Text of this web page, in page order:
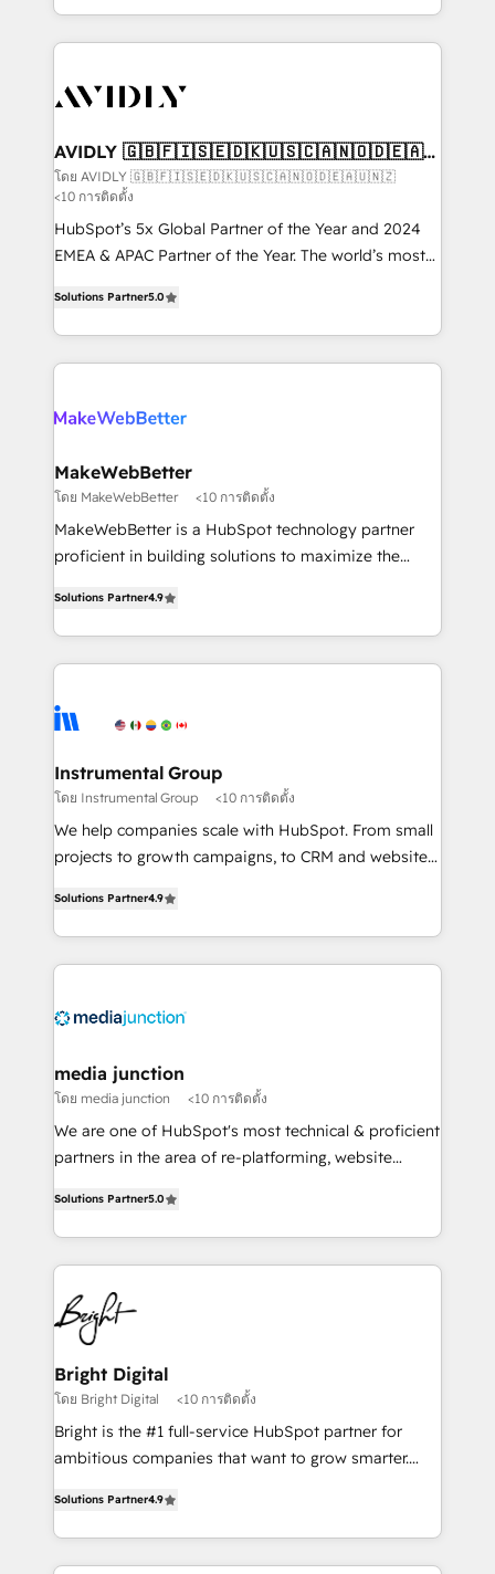
planning and hands-on technical execution - building
the operational foundation companies need to
Healthcare - Financial Services - Managed IT (MSP) -
we help: ✔️ Full HubSpot implementations and portal
optimization ✔️ Data migrations, CRM architecture,
and reporting foundations ✔️ Custom integrations
and workflow automation ✔️ User adoption
programs, training, and enablement Through project-
partnerships, we guide organizations through the
revenue maturity model - delivering the right
improvements at the right time so operations
grows.
AVIDLY 🇬🇧🇫🇮🇸🇪🇩🇰🇺🇸🇨🇦🇳🇴🇩🇪🇦🇺
🇳🇿
โดย AVIDLY 🇬🇧🇫🇮🇸🇪🇩🇰🇺🇸🇨🇦🇳🇴🇩🇪🇦🇺🇳🇿
<10 การติดตั้ง
HubSpot’s 5x Global Partner of the Year and 2024
EMEA & APAC Partner of the Year. The world’s most
and 370+ specialists across EMEA, APAC and NAM,
we de-risk complex CRM programmes and
multi-region migrations to AI-powered automation,
scale. 🏆 HubSpot’s CEO called us “the partner of the
future.” Others agree it is proof of trust built through
measurable impact.
Solutions Partner5.0
MakeWebBetter
โดย MakeWebBetter <10 การติดตั้ง
MakeWebBetter is a HubSpot technology partner
proficient in building solutions to maximize the
growing tech-enabler & facilitator, MakeWebBetter,
hands you the blend of HubSpot expertise &
eminent solutions & integrations. Trust us to
Elite Partners with 10+ years of HubSpot experience
Premier Partner 2023 🌟5 HubSpot Accreditations 🌟
Won HubSpot Theme Challenge 2021 🌟INBOUND’19
HubSpot Rising Star Why us? Harnessing the full
potential of the powerful HubSpot CRM. ✔️A team of
HubSpot experience ✔️Flexible pricing models —
Hourly-fee (assigned one Dedicated HubSpot
requirement). ✔️Helped over 25,000+ customers so
Solutions Partner4.9
Instrumental Group
โดย Instrumental Group <10 การติดตั้ง
We help companies scale with HubSpot. From small
projects to growth campaigns, to CRM and websites.
HubSpot and willing to work hand-in-hand with your
team to simplify the complex and build a better
experience for your team and customers.
Solutions Partner4.9
media junction
โดย media junction <10 การติดตั้ง
We are one of HubSpot's most technical & proficient
partners in the area of re-platforming, website
implementations for mid-market & enterprise
companies. We are woman-owned, powered by
coffee, and we ❤️ dogs. We produce award-winning
work for our clients. 🏆2023 Technical Expertise
Impact Award 🏆2022 Technical Expertise Impact
Award 🏆2022 Platform Migration Excellence Impact
Award 🏆2020 Elite Solutions Partner 🏆2019
Integrations HubSpot Impact Award 🏆2019
Marketing Enablement HubSpot Impact Award 🏆
2018 Website Design HubSpot Impact Award 🏆2017
Growth-Driven Design Agency of the Year 🏆2016
Sales Enablement HubSpot Impact Award 🏆2015
Solutions Partner5.0
Bright Digital
โดย Bright Digital <10 การติดตั้ง
Bright is the #1 full-service HubSpot partner for
ambitious companies that want to grow smarter.
developing a new website to lead generation and
digital marketing; we do it all (and with great
results)! In short, our services include: - HubSpot
Solutions Partner4.9